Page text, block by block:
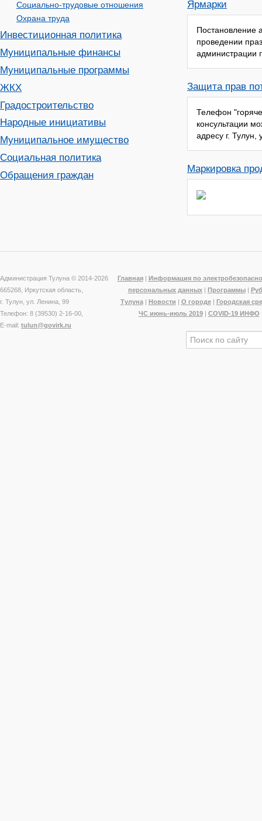
Социально-трудовые отношения
Охрана труда
Инвестиционная политика
Муниципальные финансы
Муниципальные программы
ЖКХ
Градостроительство
Народные инициативы
Муниципальное имущество
Социальная политика
Обращения граждан
Ярмарки
Постановление
проведении
администрации
Защита прав
Телефон
консультации
адресу г. Тулун,
Маркировка
Администрация Тулуна © 2014-2026
665268, Иркутская область,
г. Тулун, ул. Ленина, 99
Телефон: 8 (39530) 2-16-00,
E-mail: tulun@govirk.ru
Главная| Информация по
персональных данных| Программы|
Тулуна| Новости | О городе| Городская
ЧС июнь-июль 2019| COVID-19 ИНФО